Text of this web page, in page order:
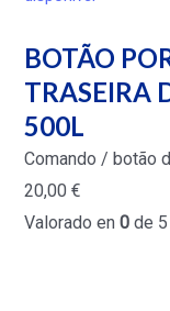
BOTÃO
TRASEIRA
500L
Comando / botão
20,00 €
Valorado en 0 de 5